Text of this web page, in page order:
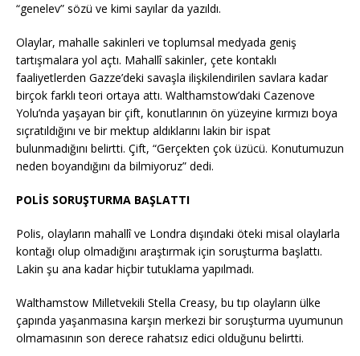
“genelev” sözü ve kimi sayılar da yazıldı.
Olaylar, mahalle sakinleri ve toplumsal medyada geniş
tartışmalara yol açtı. Mahallî sakinler, çete kontaklı
faaliyetlerden Gazze’deki savaşla ilişkilendirilen savlara kadar
birçok farklı teori ortaya attı. Walthamstow’daki Cazenove
Yolu’nda yaşayan bir çift, konutlarının ön yüzeyine kırmızı boya
sıçratıldığını ve bir mektup aldıklarını lakin bir ispat
bulunmadığını belirtti. Çift, “Gerçekten çok üzücü. Konutumuzun
neden boyandığını da bilmiyoruz” dedi.
POLİS SORUŞTURMA BAŞLATTI
Polis, olayların mahallî ve Londra dışındaki öteki misal olaylarla
kontağı olup olmadığını araştırmak için soruşturma başlattı.
Lakin şu ana kadar hiçbir tutuklama yapılmadı.
Walthamstow Milletvekili Stella Creasy, bu tıp olayların ülke
çapında yaşanmasına karşın merkezi bir soruşturma uyumunun
olmamasının son derece rahatsız edici olduğunu belirtti.